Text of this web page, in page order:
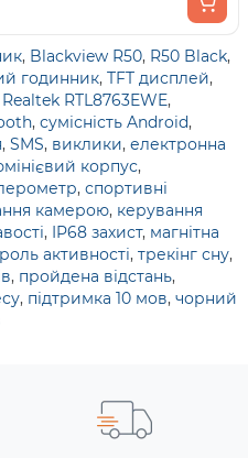
, Blackview R50, R50 Black,
годинник, TFT дисплей,
Realtek RTL8763EWE,
, сумісність Android,
, SMS, виклики, електронна
корпус,
, спортивні
камерою, керування
, IP68 захист, магнітна
активності, трекінг сну,
, пройдена відстань,
, підтримка 10 мов, чорний